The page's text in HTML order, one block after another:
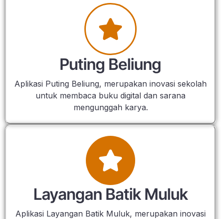
Puting Beliung
Aplikasi Puting Beliung, merupakan inovasi sekolah
untuk membaca buku digital dan sarana
mengunggah karya.
Layangan Batik Muluk
Aplikasi Layangan Batik Muluk, merupakan inovasi